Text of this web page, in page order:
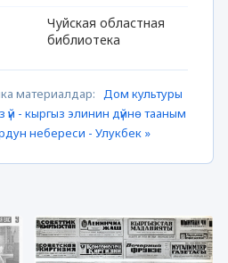
Чуйская областная
библиотека
материалдар: Дом культуры
үй - кыргыз элинин дүйнө тааным
небереси - Улукбек »